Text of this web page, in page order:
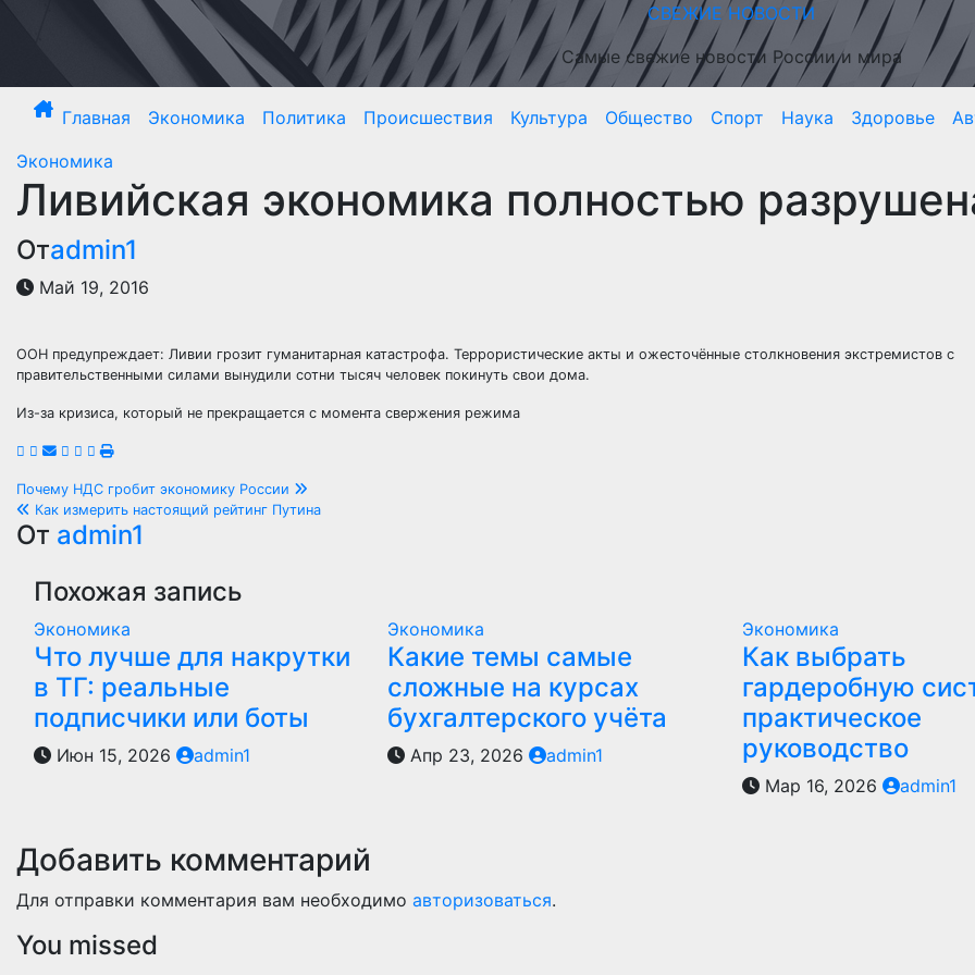
СВЕЖИЕ НОВОСТИ
Самые свежие новости России и мира
Главная Экономика Политика Происшествия Культура Общество Спорт Наука Здоровье
Экономика
Ливийская экономика полностью
Отadmin1
Май 19, 2016
ООН предупреждает: Ливии грозит гуманитарная катастрофа. Террористические акты и ожесточённые столкновения экстремистов с
правительственными силами вынудили сотни тысяч человек покинуть свои дома.
Из-за кризиса, который не прекращается с момента свержения режима
Навигация
по
записям
Почему НДС гробит экономику России
Как измерить настоящий рейтинг Путина
От admin1
Похожая запись
Экономика
Что лучше для накрутки
в ТГ: реальные
подписчики или боты
Июн 15, 2026 admin1
Экономика
Какие темы самые
сложные на курсах
бухгалтерского учёта
Апр 23, 2026 admin1
Экономика
Как выбрать
гардеробную
практическое
руководство
Мар 16, 2026 admin1
Добавить комментарий
Для отправки комментария вам необходимо авторизоваться.
You missed